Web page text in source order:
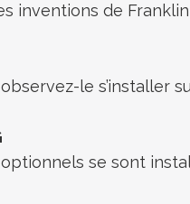
inventions de
le s’installer
se sont